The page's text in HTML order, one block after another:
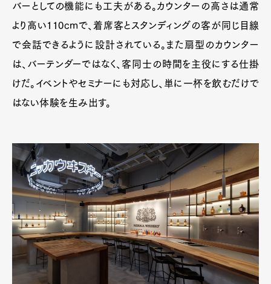
バーとしての機能にも工夫がある。カウンターの高さは通常
より高い110cmで、着席客とスタンディングの客が同じ目線
で会話できるように設計されている。また扇型のカウンター
は、バーテンダーではなく、客同士の時間を主役にする仕掛
けだ。イベントやセミナーにも対応し、単に一杯を飲むだけで
はない体験を生み出す。